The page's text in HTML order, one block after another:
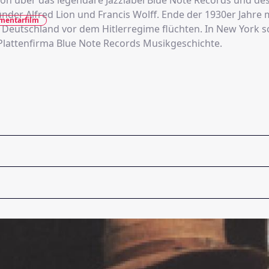
Alfred Lion und Francis Wolff. Ende der 1930er Jahre
Deutschland vor dem Hitlerregime flüchten. In New York
Blue Note Records Musikgeschichte.